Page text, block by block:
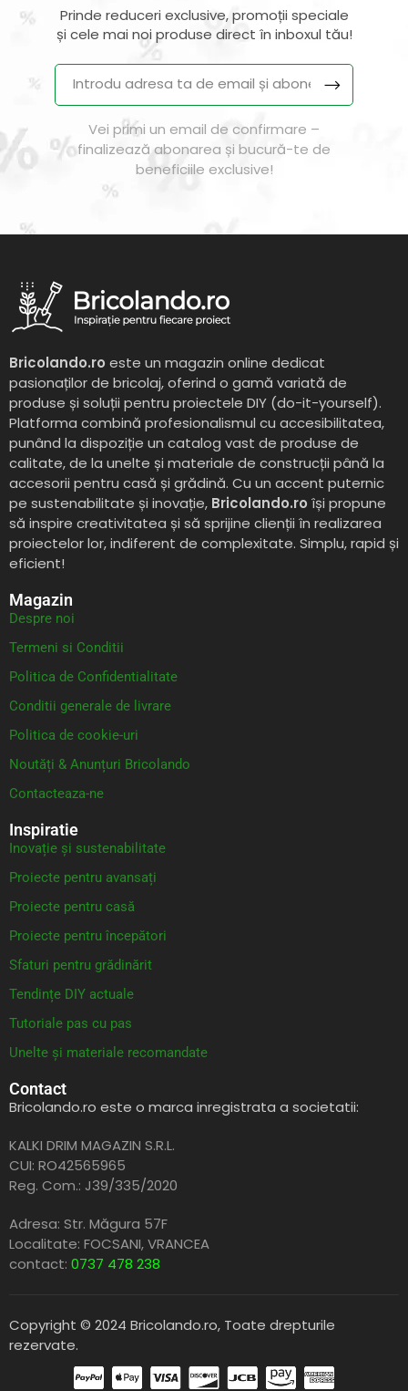
Prinde reduceri exclusive, promoții speciale
și cele mai noi produse direct în inboxul tău!
Vei primi un email de confirmare –
finalizează abonarea și bucură-te de
beneficiile exclusive!
Bricolando.ro este un magazin online dedicat
pasionaților de bricolaj, oferind o gamă variată de
produse și soluții pentru proiectele DIY (do-it-yourself).
Platforma combină profesionalismul cu accesibilitatea,
punând la dispoziție un catalog vast de produse de
calitate, de la unelte și materiale de construcții până la
accesorii pentru casă și grădină. Cu un accent puternic
pe sustenabilitate și inovație, Bricolando.ro își propune
să inspire creativitatea și să sprijine clienții în realizarea
proiectelor lor, indiferent de complexitate. Simplu, rapid și
eficient!
Magazin
Despre noi
Termeni si Conditii
Politica de Confidentialitate
Conditii generale de livrare
Politica de cookie-uri
Noutăți & Anunțuri Bricolando
Contacteaza-ne
Inspiratie
Inovație și sustenabilitate
Proiecte pentru avansați
Proiecte pentru casă
Proiecte pentru începători
Sfaturi pentru grădinărit
Tendințe DIY actuale
Tutoriale pas cu pas
Unelte și materiale recomandate
Contact
Bricolando.ro este o marca inregistrata a societatii:
KALKI DRIM MAGAZIN S.R.L.
CUI: RO42565965
Reg. Com.: J39/335/2020
Adresa: Str. Măgura 57F
Localitate: FOCSANI,VRANCEA
contact: 0737 478 238
Copyright © 2024 Bricolando.ro, Toate drepturile
rezervate.